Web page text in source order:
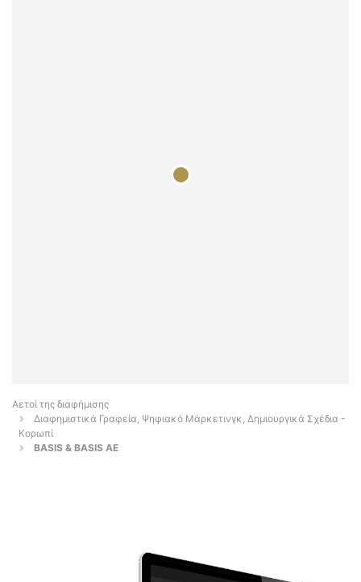
Αετοί της διαφήμισης
Διαφημιστικά Γραφεία, Ψηφιακό Μάρκετινγκ, Δημιουργικά Σχέδια -
Κορωπί
BASIS & BASIS AE